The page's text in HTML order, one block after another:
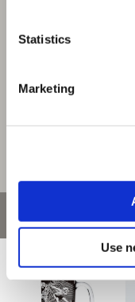
Statistics
Marketing
Use